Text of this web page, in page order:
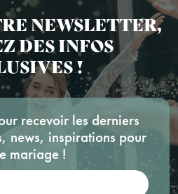
NEWSLETTER,
DES INFOS
!
recevoir les derniers
news, inspirations pour
mariage !